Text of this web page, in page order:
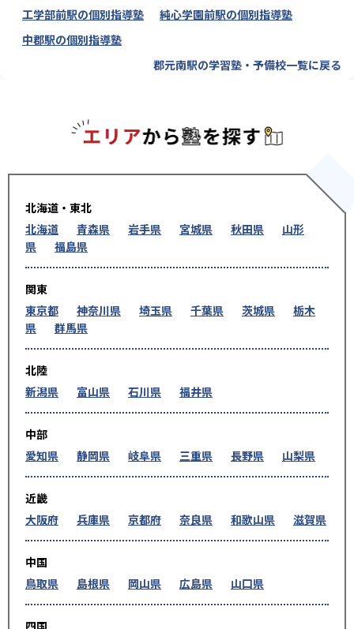
工学部前駅の個別指導塾
純心学園前駅の個別指導塾
中郡駅の個別指導塾
郡元南駅の学習塾・予備校一覧に戻る
北海道・東北
北海道
青森県 岩手県 宮城県 秋田県
山形
県
福島県
関東
東京都
神奈川県 埼玉県 千葉県 茨城県
栃木
県
群馬県
北陸
新潟県
富山県 石川県 福井県
中部
愛知県
静岡県 岐阜県 三重県 長野県 山梨県
近畿
大阪府
兵庫県 京都府 奈良県 和歌山県 滋賀県
中国
鳥取県
島根県 岡山県 広島県 山口県
四国